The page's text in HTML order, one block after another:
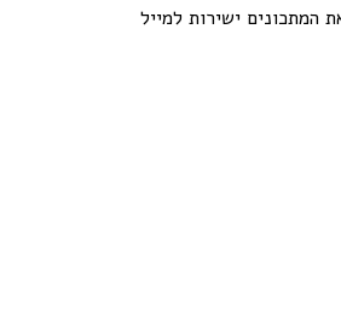
המתכונים ישירות למייל